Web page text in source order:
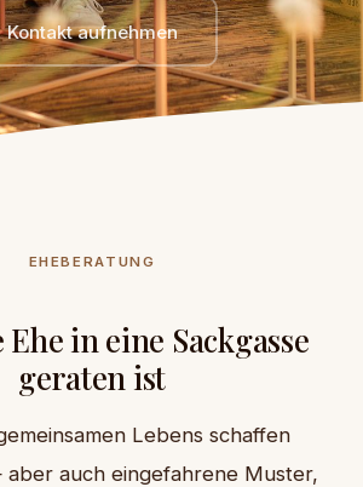
Kontakt aufnehmen
EHEBERATUNG
in eine Sackgasse
geraten ist
Lebens schaffen
auch eingefahrene Muster,